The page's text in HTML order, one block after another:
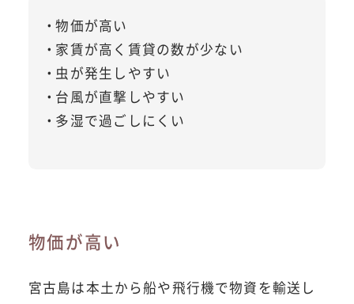
物価が高い
家賃が高く賃貸の数が少ない
虫が発生しやすい
台風が直撃しやすい
多湿で過ごしにくい
物価が高い
宮古島は本土から船や飛行機で物資を輸送し